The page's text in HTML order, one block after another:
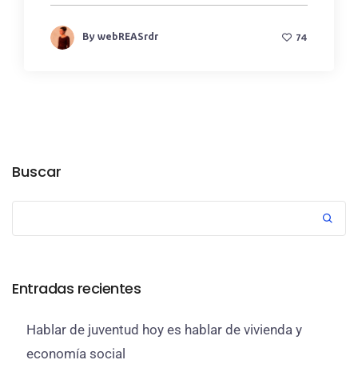
By webREASrdr 74
Buscar
Entradas recientes
Hablar de juventud hoy es hablar de vivienda y
economía social